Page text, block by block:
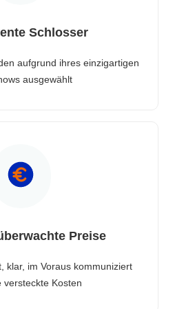
Schlosser
aufgrund ihres einzigartigen
ausgewählt
Preise
klar, im Voraus kommuniziert
versteckte Kosten